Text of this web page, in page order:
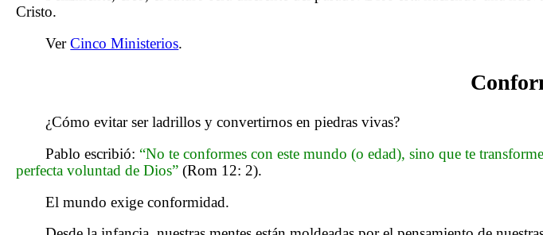
Cristo.
VerCinco Ministerios.
¿Cómo evitar ser ladrillos y convertirnos en piedras vivas?
Pablo escribió: “No te conformes con este mundo (o edad), sino que te
perfecta voluntad de Dios” (Rom 12: 2).
El mundo exige conformidad.